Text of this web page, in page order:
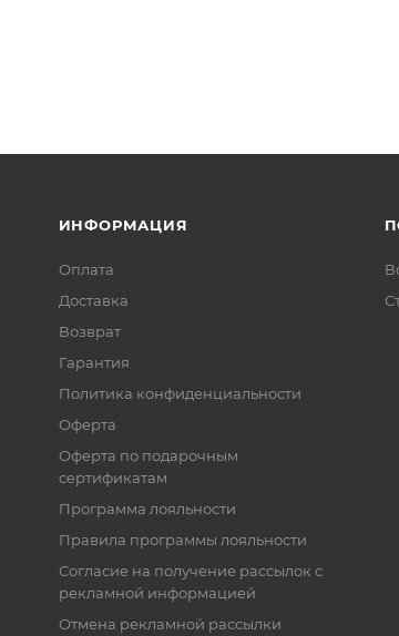
ИНФОРМАЦИЯ
Оплата
Доставка
Возврат
Гарантия
Политика конфиденциальности
Оферта
Оферта по подарочным
сертификатам
Программа лояльности
Правила программы лояльности
Согласие на получение рассылок с
рекламной информацией
Отмена рекламной рассылки